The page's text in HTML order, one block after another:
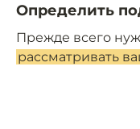
Определить
Прежде всего
рассматривать